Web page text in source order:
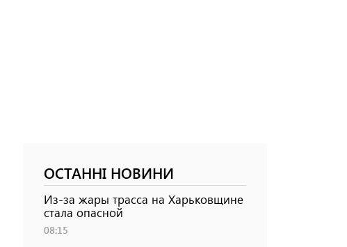
ОСТАННІ НОВИНИ
Из-за жары трасса на Харьковщине
стала опасной
08:15